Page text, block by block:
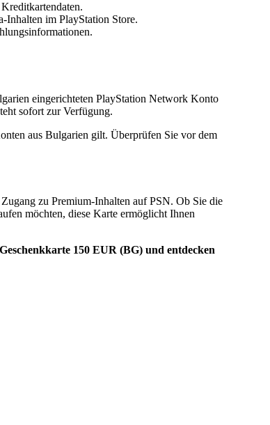
Inhalten im PlayStation Store.
eingerichteten PlayStation Network Konto
sofort zur Verfügung.
aus Bulgarien gilt. Überprüfen Sie vor dem
zu Premium-Inhalten auf PSN. Ob Sie die
möchten, diese Karte ermöglicht Ihnen
150 EUR (BG) und entdecken